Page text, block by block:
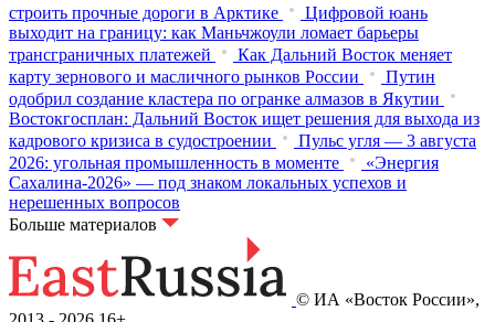
строить прочные дороги в Арктике
Цифровой юань
выходит на границу: как Маньчжоули ломает барьеры
трансграничных платежей
Как Дальний Восток меняет
карту зернового и масличного рынков России
Путин
одобрил создание кластера по огранке алмазов в Якутии
Востокгосплан: Дальний Восток ищет решения для выхода из
кадрового кризиса в судостроении
Пульс угля — 3 августа
2026: угольная промышленность в моменте
«Энергия
Сахалина-2026» — под знаком локальных успехов и
нерешенных вопросов
Больше материалов
© ИА «Восток России»,